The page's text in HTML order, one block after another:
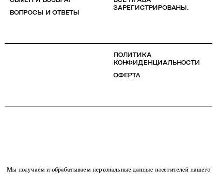
ВОПРОСЫ И ОТВЕТЫ
ЗАРЕГИСТРИРОВАНЫ.
ПОЛИТИКА
КОНФИДЕНЦИАЛЬНОСТИ
ОФЕРТА
Мы получаем и обрабатываем персональные данные посетителей нашего